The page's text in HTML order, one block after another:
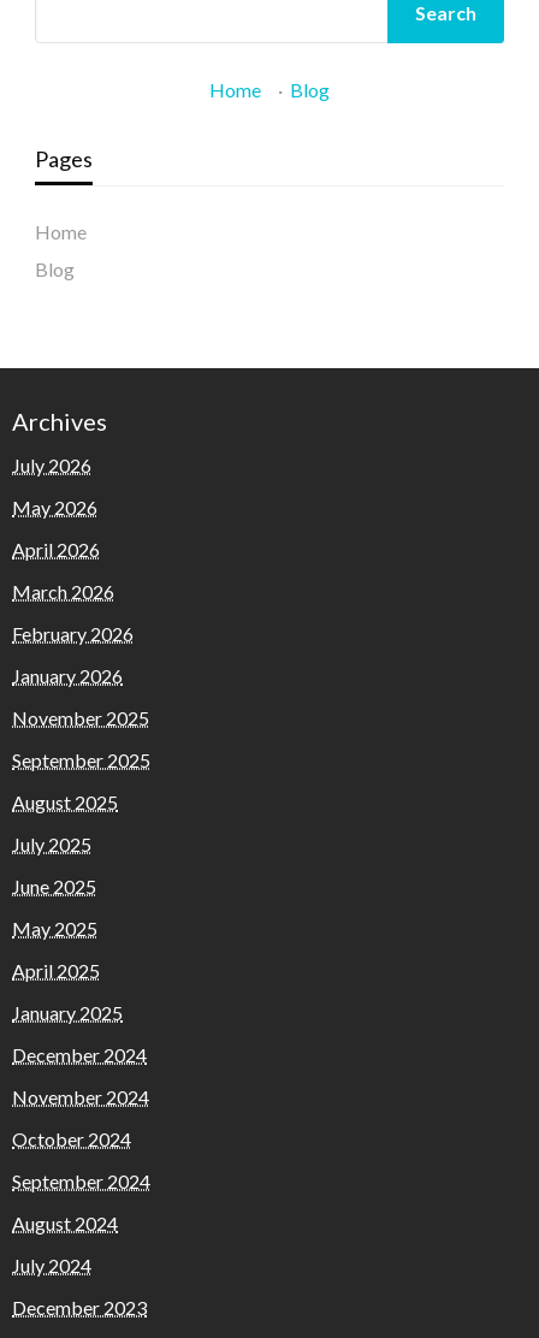
Search
Home · Blog
Pages
Home
Blog
Archives
July 2026
May 2026
April 2026
March 2026
February 2026
January 2026
November 2025
September 2025
August 2025
July 2025
June 2025
May 2025
April 2025
January 2025
December 2024
November 2024
October 2024
September 2024
August 2024
July 2024
December 2023